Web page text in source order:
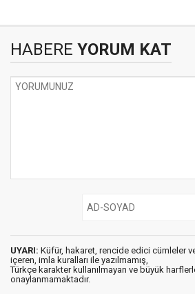
HABERE YORUM KAT
UYARI: Küfür, hakaret, rencide edici cümleler
içeren, imla kuralları ile yazılmamış,
Türkçe karakter kullanılmayan ve büyük
onaylanmamaktadır.